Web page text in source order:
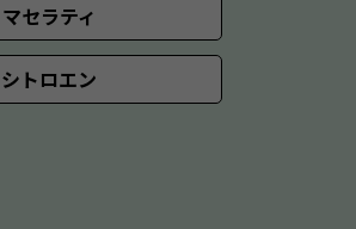
マセラティ
シトロエン